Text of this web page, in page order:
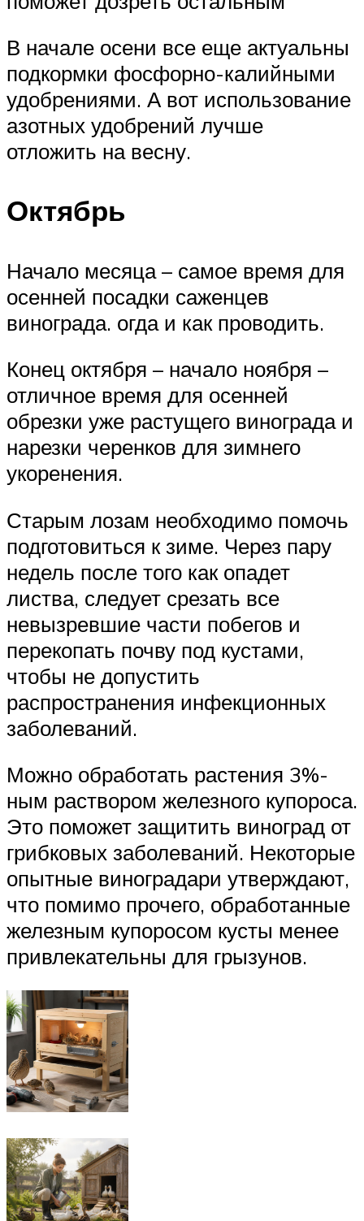
В начале осени все еще актуальны
подкормки фосфорно-калийными
удобрениями. А вот использование
азотных удобрений лучше
отложить на весну.
Октябрь
Начало месяца – самое время для
осенней посадки саженцев
винограда. огда и как проводить.
Конец октября – начало ноября –
отличное время для осенней
обрезки уже растущего винограда и
нарезки черенков для зимнего
укоренения.
Старым лозам необходимо помочь
подготовиться к зиме. Через пару
недель после того как опадет
листва, следует срезать все
невызревшие части побегов и
перекопать почву под кустами,
чтобы не допустить
распространения инфекционных
заболеваний.
Можно обработать растения 3%-
ным раствором железного купороса.
Это поможет защитить виноград от
грибковых заболеваний. Некоторые
опытные виноградари утверждают,
что помимо прочего, обработанные
железным купоросом кусты менее
привлекательны для грызунов.